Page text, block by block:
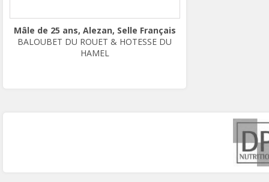
Mâle de 25 ans, Alezan, Selle Français
BALOUBET DU ROUET & HOTESSE DU
HAMEL